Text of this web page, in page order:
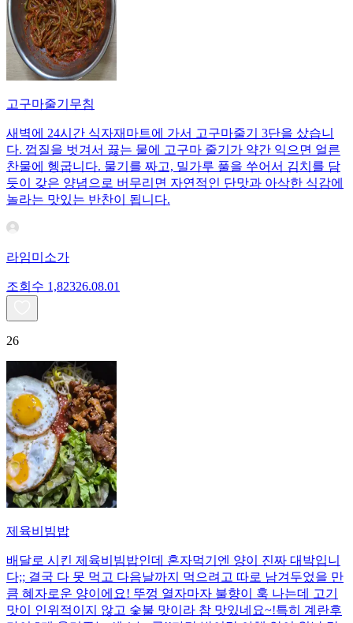
고구마줄기무침
새벽에 24시간 식자재마트에 가서 고구마줄기 3단을 샀습니
다. 껍질을 벗겨서 끓는 물에 고구마 줄기가 약간 익으면 얼른
찬물에 헹굽니다. 물기를 짜고, 밀가루 풀을 쑤어서 김치를 담
듯이 갖은 양념으로 버무리면 자연적인 단맛과 아삭한 식감에
놀라는 맛있는 반찬이 됩니다.
라임미소가
조회수 1,82326.08.01
26
제육비빔밥
배달로 시킨 제육비빔밥인데 혼자먹기엔 양이 진짜 대박입니
다;; 결국 다 못 먹고 다음날까지 먹으려고 따로 남겨두었을 만
큼 혜자로운 양이에요! 뚜껑 열자마자 불향이 훅 나는데 고기
맛이 인위적이지 않고 숯불 맛이라 참 맛있네요~!특히 계란후